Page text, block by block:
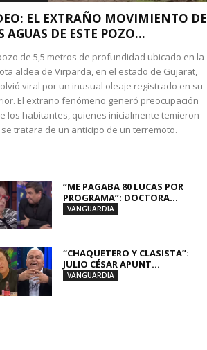
EL EXTRAÑO MOVIMIENTO DE
AGUAS DE ESTE POZO...
de 5,5 metros de profundidad ubicado en la
aldea de Virparda, en el estado de Gujarat,
viral por un inusual oleaje registrado en su
El extraño fenómeno generó preocupación
los habitantes, quienes inicialmente temieron
tratara de un anticipo de un terremoto.
“ME PAGABA 80 LUCAS POR
PROGRAMA”: DOCTORA...
VANGUARDIA
“CHAQUETERO Y CLASISTA”:
JULIO CÉSAR APUNT...
VANGUARDIA